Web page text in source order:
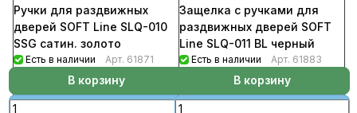
Ручки для раздвижных
дверей SOFT Line SLQ-010
SSG сатин. золото
Есть в наличии Арт. 61871
В корзину
Защелка с ручками для
раздвижных дверей SOFT
Line SLQ-011 BL черный
Есть в наличии Арт. 61883
В корзину